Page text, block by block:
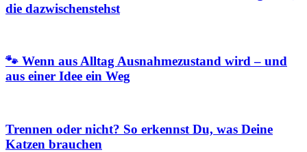
die dazwischenstehst
🐾 Wenn aus Alltag Ausnahmezustand wird – und
aus einer Idee ein Weg
Trennen oder nicht? So erkennst Du, was Deine
Katzen brauchen